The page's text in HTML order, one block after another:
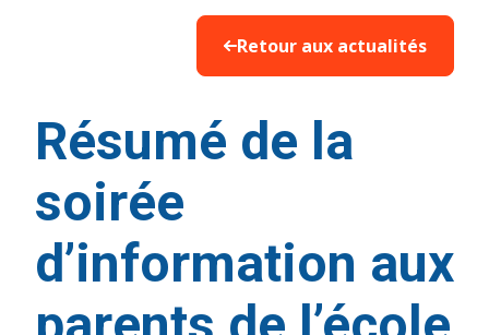
Retour aux actualités
Résumé de la
soirée
d’information aux